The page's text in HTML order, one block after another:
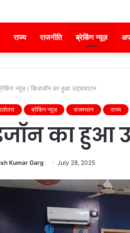
राज्य राजनीति ब्रेकिंग न्यूज़
न्यूज़ / किडजाॅन का हुआ उद्घघाटन
ब्रेकिंग न्यूज़ राजस्थान राज्य
का हुआ
Kumar Garg July 28, 2025